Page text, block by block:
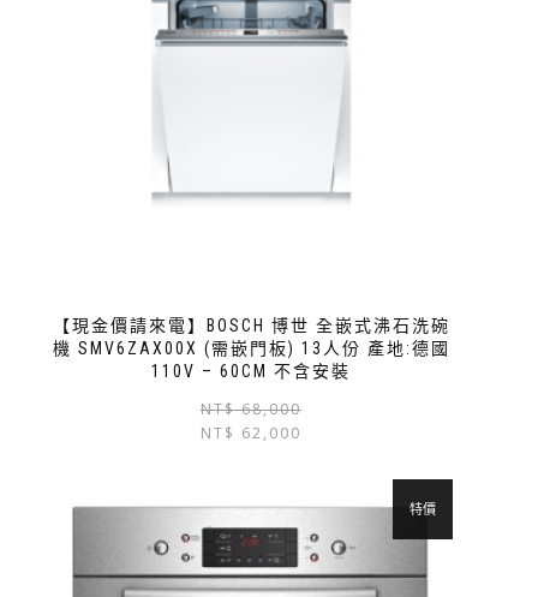
【現金價請來電】BOSCH 博世 全嵌式沸石洗碗
機 SMV6ZAX00X (需嵌門板) 13人份 產地:德國
110V – 60CM 不含安裝
NT$68,000
NT$ 62,000
特價